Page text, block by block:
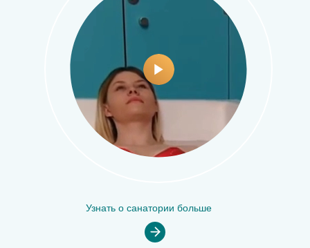
Узнать о санатории больше